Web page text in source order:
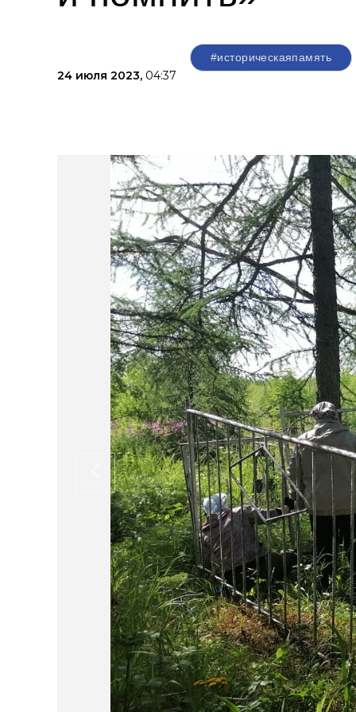
24 июля 2023, 04:37
#историческаяпамять